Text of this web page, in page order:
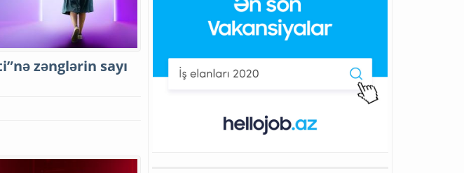
zənglərin sayı